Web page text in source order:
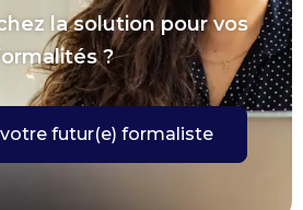
la solution pour vos
?
futur(e) formaliste